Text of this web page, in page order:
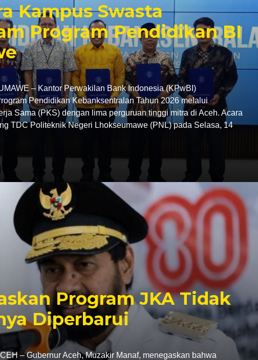
Kampus Swasta
Program Pendidikan BI
– Kantor Perwakilan Bank Indonesia (KPwBI)
Pendidikan Kebanksentralan Tahun 2026 melalui
Sama (PKS) dengan lima perguruan tinggi mitra di Aceh. Acara
TDC Politeknik Negeri Lhokseumawe (PNL) pada Selasa, 14
Program JKA Tidak
Diperbarui
– Gubernur Aceh, Muzakir Manaf, menegaskan bahwa